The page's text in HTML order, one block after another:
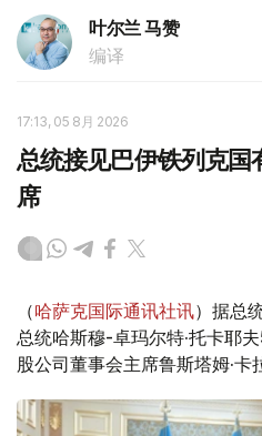
叶尔兰 马赞
编译
17:13, 05 8月 2026
总统接见巴伊铁列克国
席
（哈萨克国际通讯社讯）据总
总统哈斯穆-卓玛尔特·托卡耶
股公司董事会主席鲁斯塔姆·卡